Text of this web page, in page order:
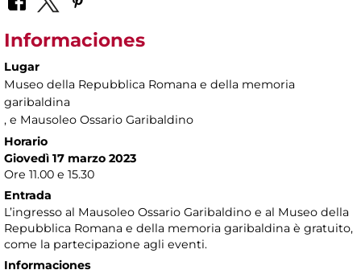
Informaciones
Lugar
Museo della Repubblica Romana e della memoria
garibaldina
, e Mausoleo Ossario Garibaldino
Horario
Giovedì 17 marzo 2023
Ore 11.00 e 15.30
Entrada
L’ingresso al Mausoleo Ossario Garibaldino e al Museo della
Repubblica Romana e della memoria garibaldina è gratuito,
come la partecipazione agli eventi.
Informaciones